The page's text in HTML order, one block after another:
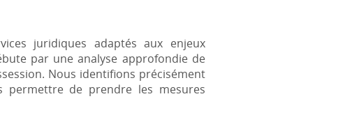
juridiques adaptés aux enjeux
par une analyse approfondie de
Nous identifions précisément
de prendre les mesures